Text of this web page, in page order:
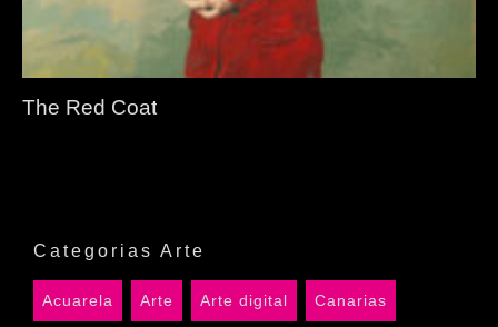
The Red Coat
Categorias Arte
Acuarela Arte Arte digital Canarias